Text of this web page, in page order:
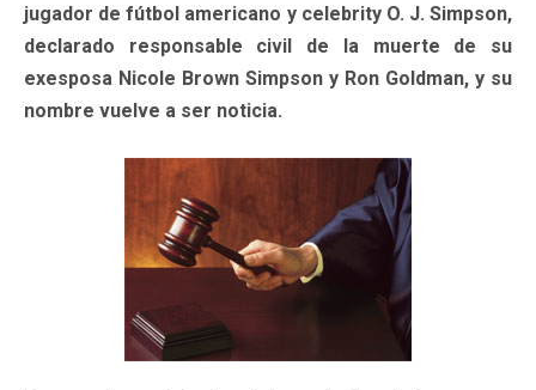
jugador de fútbol americano y celebrity O. J. Simpson,
declarado responsable civil de la muerte de su
exesposa Nicole Brown Simpson y Ron Goldman, y su
nombre vuelve a ser noticia.